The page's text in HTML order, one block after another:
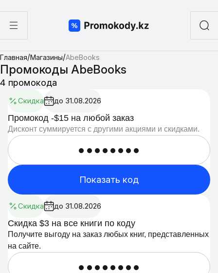
суши
Главная/Магазины/AbeBooks
Промокоды AbeBooks
4 промокода
Скидка до 31.08.2026
Промокод -$15 на любой заказ
Дисконт суммируется с другими акциями и скидками.
••••••••
Показать код
Скидка до 31.08.2026
Скидка $3 на все книги по коду
Получите выгоду на заказ любых книг, представленных
на сайте.
••••••••